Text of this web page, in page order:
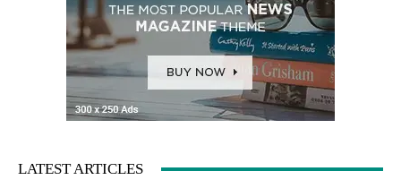
LATEST ARTICLES